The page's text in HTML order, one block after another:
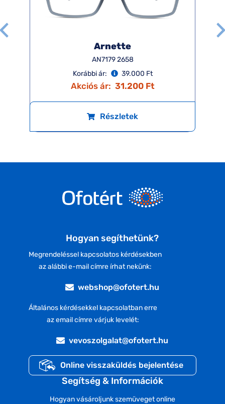
Arnette
AN7179 2658
Korábbi ár:
39.000 Ft
Akciós ár: 31.200 Ft
Részletek
Hogyan segíthetünk?
Megrendeléssel kapcsolatos kérdésekben
az alábbi e-mail címre írhat nekünk:
webshop@ofotert.hu
Általános kérdésekkel kapcsolatban erre
az email címre várjuk levelét:
vevoszolgalat@ofotert.hu
Online visszaküldés bejelentése
Segítség & Információk
Hogyan vásároljunk szemüveget online